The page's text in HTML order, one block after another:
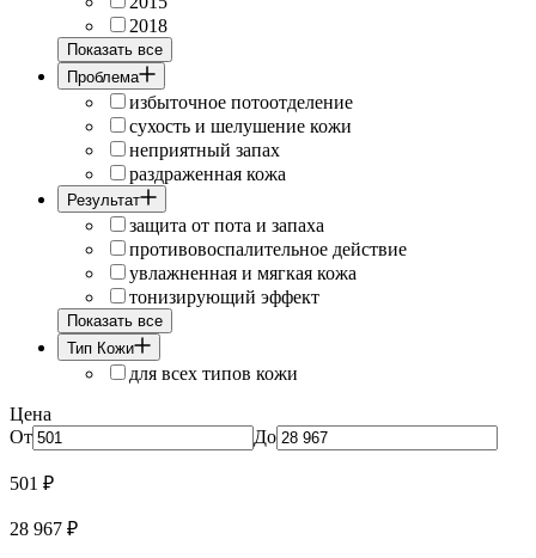
2018
Показать все
Проблема
избыточное потоотделение
сухость и шелушение кожи
неприятный запах
раздраженная кожа
Результат
защита от пота и запаха
противовоспалительное действие
увлажненная и мягкая кожа
тонизирующий эффект
Показать все
Тип Кожи
для всех типов кожи
Цена
От
До
501 ₽
28 967 ₽